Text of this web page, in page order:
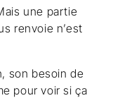
une partie
renvoie n’est
son besoin de
pour voir si ça